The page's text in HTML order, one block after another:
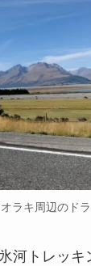
ラキ周辺のド
河トレッキ